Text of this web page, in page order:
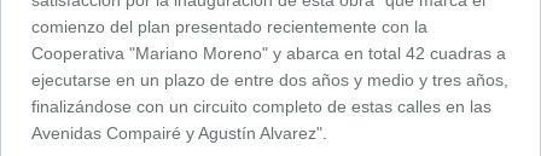
comienzo del plan presentado recientemente con la
Cooperativa "Mariano Moreno" y abarca en total 42 cuadras a
ejecutarse en un plazo de entre dos años y medio y tres años,
finalizándose con un circuito completo de estas calles en las
Avenidas Compairé y Agustín Alvarez".